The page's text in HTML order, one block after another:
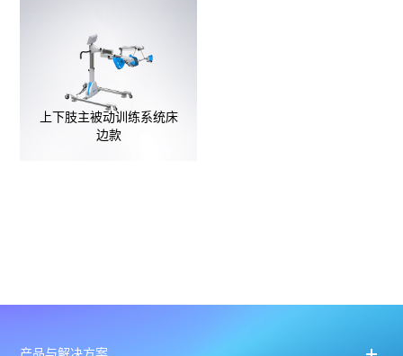
上下肢主被动训练系统床
边款